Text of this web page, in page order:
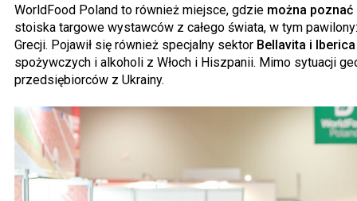
WorldFood Poland to również miejsce, gdzie można poznać
stoiska targowe wystawców z całego świata, w tym
Grecji. Pojawił się również specjalny sektor Bellavita i
spożywczych i alkoholi z Włoch i Hiszpanii. Mimo sytuacji
przedsiębiorców z Ukrainy.